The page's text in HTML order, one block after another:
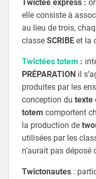
Twictée express :
elle consiste à
au lieu de trois,
classe SCRIBEet la
Twictées totem :
PRÉPARATION il
produites par les
conception du texte
totem comportent
la production de
utilisées par les
n’aurait pas déposé
Twictonautes: